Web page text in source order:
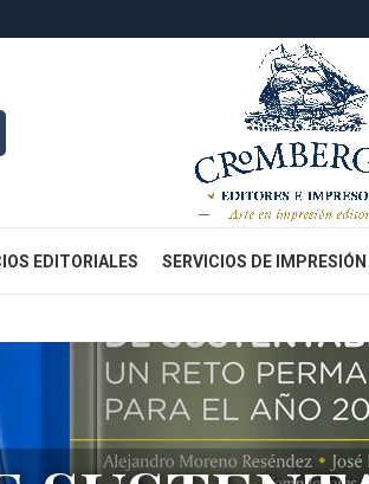
EDITORIALES SERVICIOS DE IMPRESIÓN